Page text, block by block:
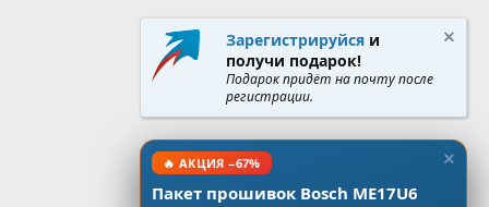
Зарегистрируйся и
получи подарок!
Подарок придёт на почту после
регистрации.
🔥 АКЦИЯ −67%
Пакет прошивок Bosch ME17U6